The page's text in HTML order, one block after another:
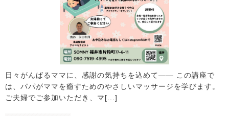
日々がんばるママに、感謝の気持ちを込めて―― この講座で
は、パパがママを癒すためのやさしいマッサージを学びます。
ご夫婦でご参加いただき、マ[...]